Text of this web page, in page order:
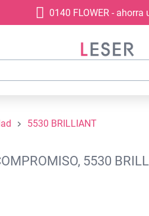
0140 FLOWER - ahorra
5530 BRILLIANT
5530